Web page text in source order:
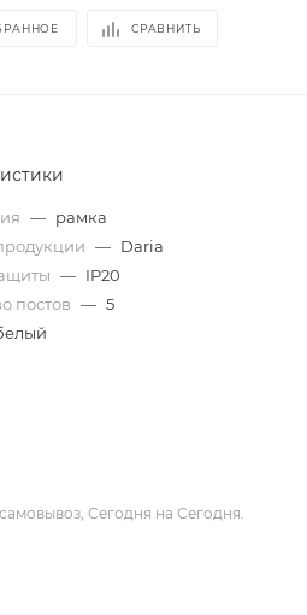
СРАВНИТЬ
— рамка
— Daria
— IP20
постов — 5
Сегодня на Сегодня.